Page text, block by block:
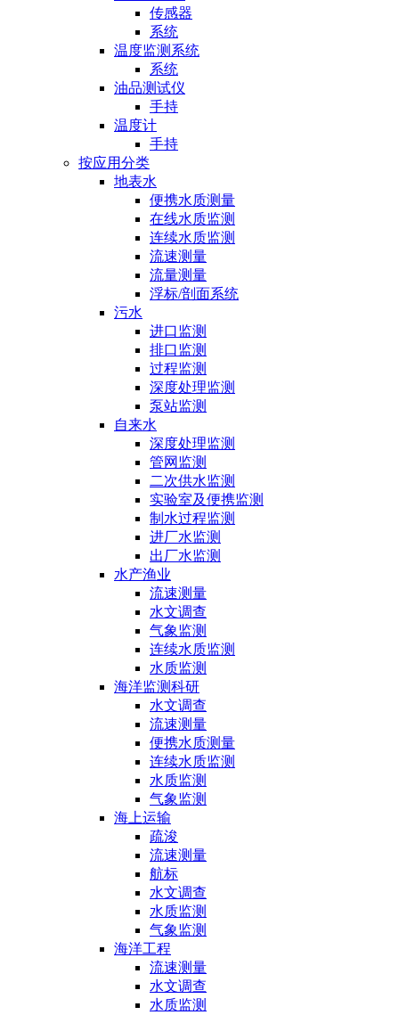
传感器
系统
温度监测系统
系统
油品测试仪
手持
温度计
手持
按应用分类
地表水
便携水质测量
在线水质监测
连续水质监测
流速测量
流量测量
浮标/剖面系统
污水
进口监测
排口监测
过程监测
深度处理监测
泵站监测
自来水
深度处理监测
管网监测
二次供水监测
实验室及便携监测
制水过程监测
进厂水监测
出厂水监测
水产渔业
流速测量
水文调查
气象监测
连续水质监测
水质监测
海洋监测科研
水文调查
流速测量
便携水质测量
连续水质监测
水质监测
气象监测
海上运输
疏浚
流速测量
航标
水文调查
水质监测
气象监测
海洋工程
流速测量
水文调查
水质监测